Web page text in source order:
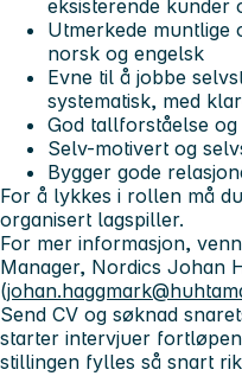
eksisterende kunder
Utmerkede muntlige
norsk og engelsk
Evne til å jobbe
systematisk, med
God tallforståelse
Selv-motivert og
Bygger gode
For å lykkes i rollen må
organisert lagspiller.
For mer informasjon,
Manager, Nordics Johan
(
Send CV og søknad
starter intervjuer
stillingen fylles så snart